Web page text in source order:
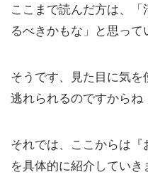
ここまで読んだ方は、
るべきかもな」と思って
そうです、見た目に気
逃れられるのですからね
それでは、ここからは『
を具体的に紹介していき